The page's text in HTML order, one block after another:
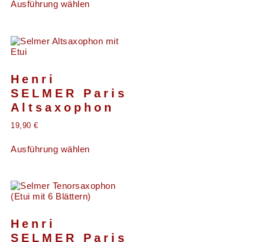
Ausführung wählen
Henri
SELMER Paris
Altsaxophon
19,90 €
Ausführung wählen
Henri
SELMER Paris